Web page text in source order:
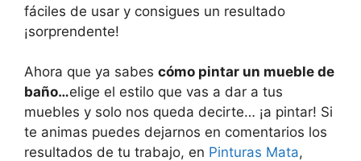
fáciles de usar y consigues un resultado
¡sorprendente!
Ahora que ya sabes cómo pintar un mueble de
baño…elige el estilo que vas a dar a tus
muebles y solo nos queda decirte… ¡a pintar! Si
te animas puedes dejarnos en comentarios los
resultados de tu trabajo, en Pinturas Mata,